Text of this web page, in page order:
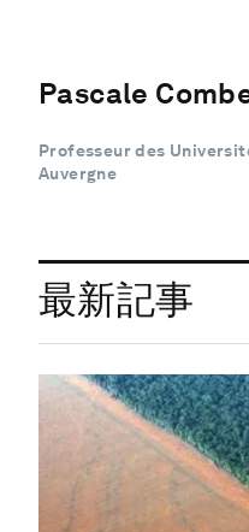
Pascale
Professeur des
Auvergne
最新記事